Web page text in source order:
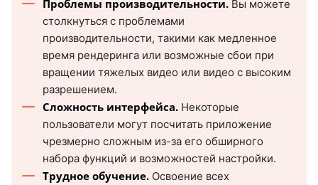
Проблемы производительности. Вы можете
столкнуться с проблемами
производительности, такими как медленное
время рендеринга или возможные сбои при
вращении тяжелых видео или видео с высоким
разрешением.
Сложность интерфейса. Некоторые
пользователи могут посчитать приложение
чрезмерно сложным из-за его обширного
набора функций и возможностей настройки.
Трудное обучение. Освоение всех